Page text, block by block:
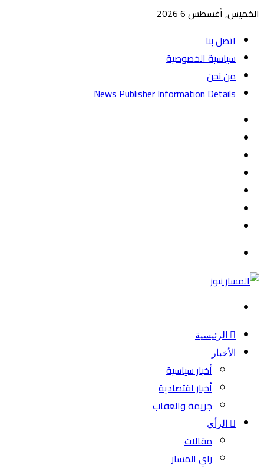
الخميس, أغسطس 6 2026
اتصل بنا
سياسية الخصوصية
من نحن
News Publisher Information Details
الرئيسية
الأخبار
أخبار سياسية
أخبار اقتصادية
جريمة والعقاب
الرأي
مقالات
راي المسار